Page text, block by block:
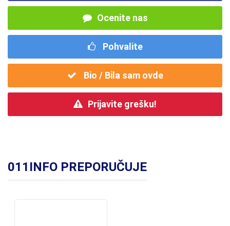
Ocenite nas
Pohvalite
Bio / Bila sam ovde
Prijavite grešku!
011INFO PREPORUČUJE